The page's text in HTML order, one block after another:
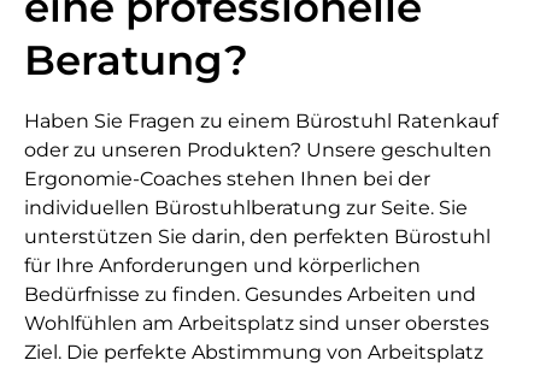
Beratung?
Haben Sie Fragen zu einem Bürostuhl Ratenkauf
oder zu unseren Produkten? Unsere geschulten
Ergonomie-Coaches stehen Ihnen bei der
individuellen Bürostuhlberatung zur Seite. Sie
unterstützen Sie darin, den perfekten Bürostuhl
für Ihre Anforderungen und körperlichen
Bedürfnisse zu finden. Gesundes Arbeiten und
Wohlfühlen am Arbeitsplatz sind unser oberstes
Ziel. Die perfekte Abstimmung von Arbeitsplatz